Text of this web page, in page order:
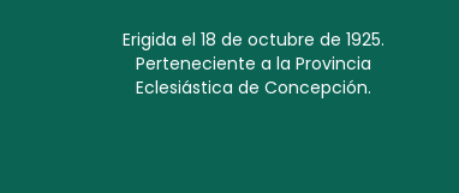
Erigida el 18 de octubre de 1925.
Perteneciente a la Provincia
Eclesiástica de Concepción.